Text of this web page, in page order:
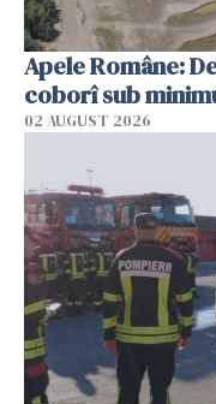
Apele Române:
coborî sub
02 AUGUST 2026